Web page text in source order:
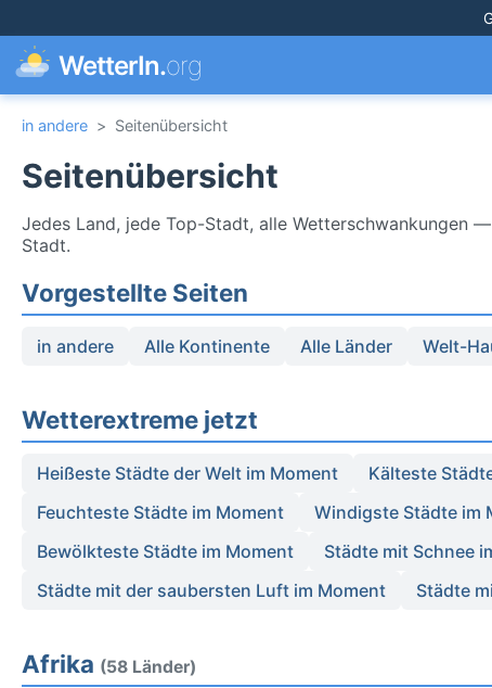
WetterIn.org
in andere > Seitenübersicht
Seitenübersicht
Jedes Land, jede Top-Stadt, alle Wetterschwankungen
Stadt.
Vorgestellte Seiten
in andere Alle Kontinente Alle Länder Welt-
Wetterextreme jetzt
Heißeste Städte der Welt im Moment Kälteste
Feuchteste Städte im Moment
Windigste Städte im
Bewölkteste Städte im Moment
Städte mit Schnee
Städte mit der saubersten Luft im Moment
Städte
Afrika (58 Länder)